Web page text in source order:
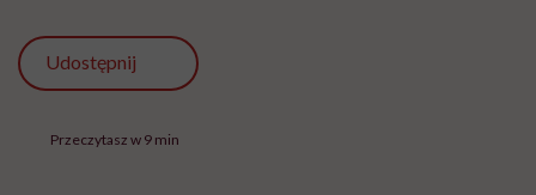
Udostępnij
Przeczytasz w 9 min